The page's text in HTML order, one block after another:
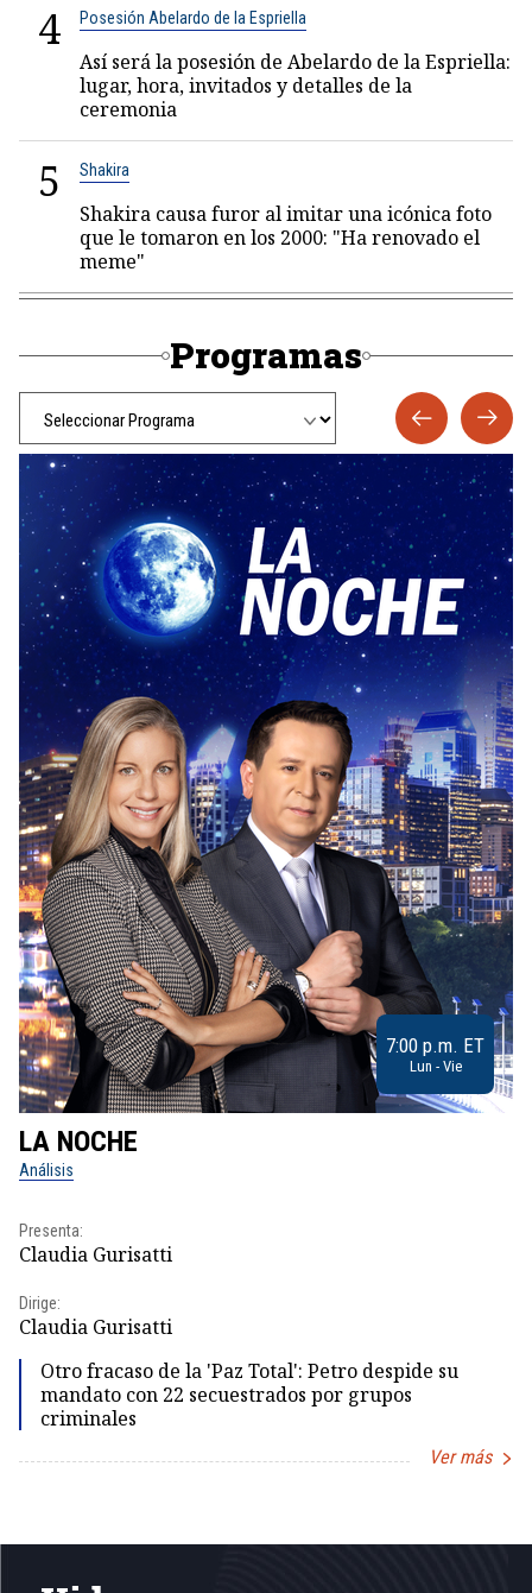
4 Posesión Abelardo de la Espriella
Así será la posesión de Abelardo de la Espriella:
lugar, hora, invitados y detalles de la
ceremonia
5 Shakira
Shakira causa furor al imitar una icónica foto
que le tomaron en los 2000: "Ha renovado el
meme"
Programas
7:00 p.m. ET
Lun - Vie
LA NOCHE
Análisis
Presenta:
Claudia Gurisatti
Dirige:
Claudia Gurisatti
Otro fracaso de la 'Paz Total': Petro despide su
mandato con 22 secuestrados por grupos
criminales
Ver más
5